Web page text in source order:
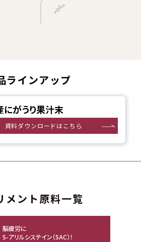
ラインアップ
にがうり果汁末
資料ダウンロードはこちら
メント原料一覧
脳疲労に
S-アリルシステイン（SAC）！